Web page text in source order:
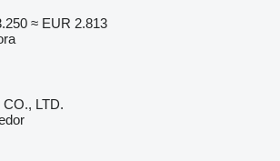
≈ EUR 2.813
LTD.